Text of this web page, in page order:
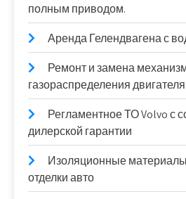
полным приводом.
Аренда Гелендвагена с
Ремонт и замена
газораспределения двигателя
Регламентное ТО Volvo с
дилерской гарантии
Изоляционные
отделки авто